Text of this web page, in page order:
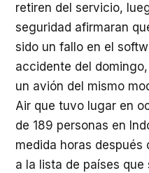
retiren del servicio,
seguridad afirmaran
sido un fallo en el
accidente del
un avión del mismo
Air que tuvo lugar en
de 189 personas en
medida horas después
a la lista de países